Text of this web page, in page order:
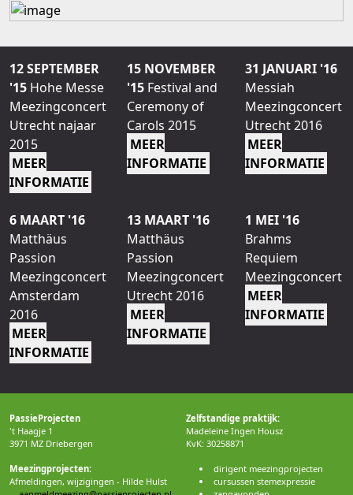
12 SEPTEMBER
'15 Hohe Messe
Meezingconcert
Utrecht najaar
2015
MEER
INFORMATIE
15 NOVEMBER
'15 Festival and
Ceremony of
Carols 2015
MEER
INFORMATIE
31 JANUARI '16
Messiah
Meezingconcert
Utrecht 2016
MEER
INFORMATIE
6 MAART '16
Matthäus
Passion
Meezingconcert
Amsterdam
2016
MEER
INFORMATIE
13 MAART '16
Matthäus
Passion
Meezingconcert
Utrecht 2016
MEER
INFORMATIE
1 MEI '16
Brahms
Requiem
Meezingconcert
MEER
INFORMATIE
PassieProjecten
't Haagje 1
3971 MZ Driebergen
Meezingprojecten:
Afmeldingen, wijzigingen - Hilde Hulst
Zelfstandige praktijk:
Madeleine Ingen Housz
KvK: 30258871
dirigent meezingprojecten
cursussen stemexpressie